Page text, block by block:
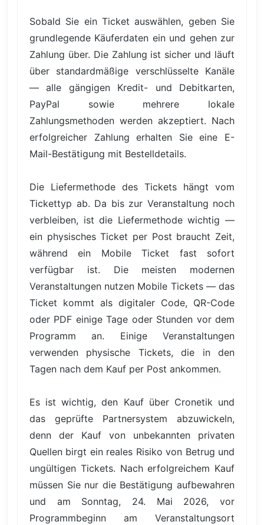
Sobald Sie ein Ticket auswählen, geben Sie
grundlegende Käuferdaten ein und gehen zur
Zahlung über. Die Zahlung ist sicher und läuft
über standardmäßige verschlüsselte Kanäle
— alle gängigen Kredit- und Debitkarten,
PayPal sowie mehrere lokale
Zahlungsmethoden werden akzeptiert. Nach
erfolgreicher Zahlung erhalten Sie eine E-
Mail-Bestätigung mit Bestelldetails.
Die Liefermethode des Tickets hängt vom
Tickettyp ab. Da bis zur Veranstaltung noch
verbleiben, ist die Liefermethode wichtig —
ein physisches Ticket per Post braucht Zeit,
während ein Mobile Ticket fast sofort
verfügbar ist. Die meisten modernen
Veranstaltungen nutzen Mobile Tickets — das
Ticket kommt als digitaler Code, QR-Code
oder PDF einige Tage oder Stunden vor dem
Programm an. Einige Veranstaltungen
verwenden physische Tickets, die in den
Tagen nach dem Kauf per Post ankommen.
Es ist wichtig, den Kauf über Cronetik und
das geprüfte Partnersystem abzuwickeln,
denn der Kauf von unbekannten privaten
Quellen birgt ein reales Risiko von Betrug und
ungültigen Tickets. Nach erfolgreichem Kauf
müssen Sie nur die Bestätigung aufbewahren
und am Sonntag, 24. Mai 2026, vor
Programmbeginn am Veranstaltungsort